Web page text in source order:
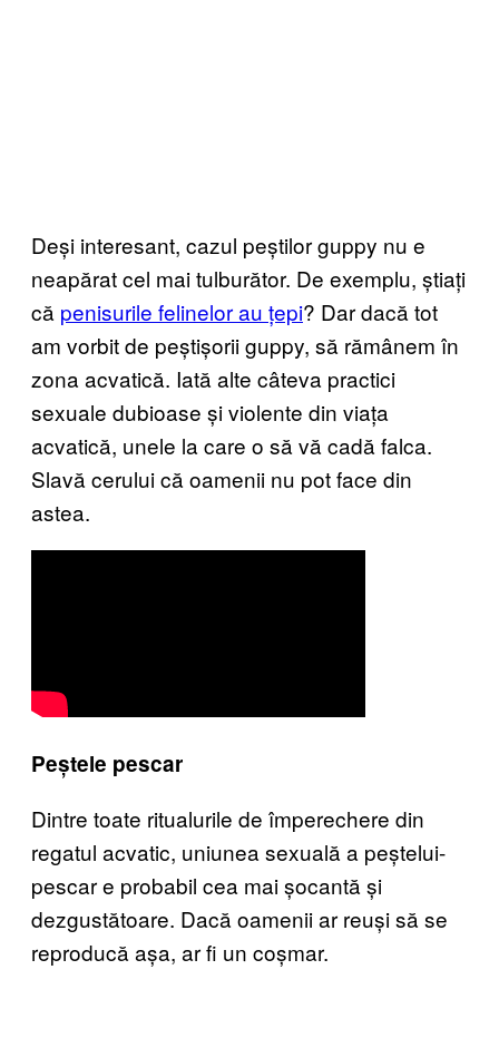
Deși interesant, cazul peștilor guppy nu e
neapărat cel mai tulburător. De exemplu, știați
că penisurile felinelor au țepi? Dar dacă tot
am vorbit de peștișorii guppy, să rămânem în
zona acvatică. Iată alte câteva practici
sexuale dubioase și violente din viața
acvatică, unele la care o să vă cadă falca.
Slavă cerului că oamenii nu pot face din
astea.
Peștele pescar
Dintre toate ritualurile de împerechere din
regatul acvatic, uniunea sexuală a peștelui-
pescar e probabil cea mai șocantă și
dezgustătoare. Dacă oamenii ar reuși să se
reproducă așa, ar fi un coșmar.